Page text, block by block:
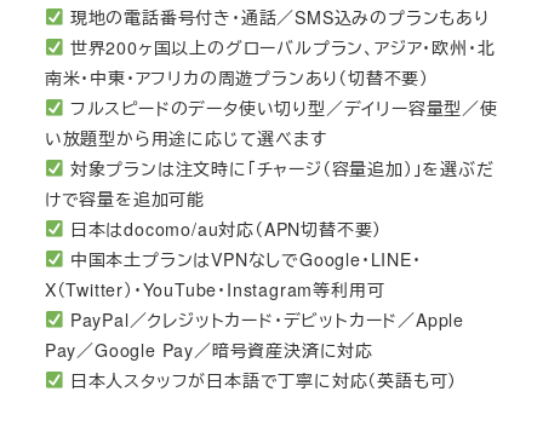
現地の電話番号付き・通話／SMS込みのプランもあり
世界200ヶ国以上のグローバルプラン、アジア・欧州・北
南米・中東・アフリカの周遊プランあり（切替不要）
フルスピードのデータ使い切り型／デイリー容量型／使
い放題型から用途に応じて選べます
対象プランは注文時に「チャージ（容量追加）」を選ぶだ
けで容量を追加可能
日本はdocomo/au対応（APN切替不要）
中国本土プランはVPNなしでGoogle・LINE・
X（Twitter）・YouTube・Instagram等利用可
PayPal／クレジットカード・デビットカード／Apple
Pay／Google Pay／暗号資産決済に対応
日本人スタッフが日本語で丁寧に対応（英語も可）